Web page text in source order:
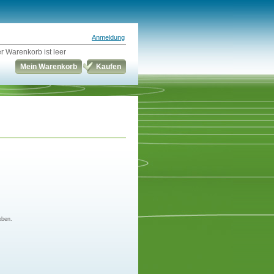
Anmeldung
Warenkorb ist leer
Mein Warenkorb
Kaufen